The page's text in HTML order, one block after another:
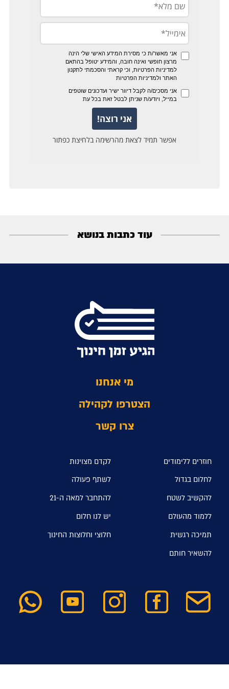
עוד כתבות בנושא
מי אנחנו
הצטרפו לקהילה
צרו קשר
חוזרים ללימודים
לקדם מצוינות
לחלום בגדול
לשתף פעולה
להקשיב לשטח
להתחבר למאה ה-21
ללמוד מהעולם
יש לנו חלום
תמיכה רגשית
חלוצי וחלוצות החינוך
להשאיר חותם